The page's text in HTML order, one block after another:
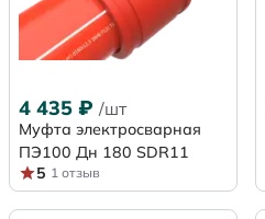
4 435 ₽ /шт
Муфта электросварная
ПЭ100 Дн 180 SDR11
5 1 отзыв